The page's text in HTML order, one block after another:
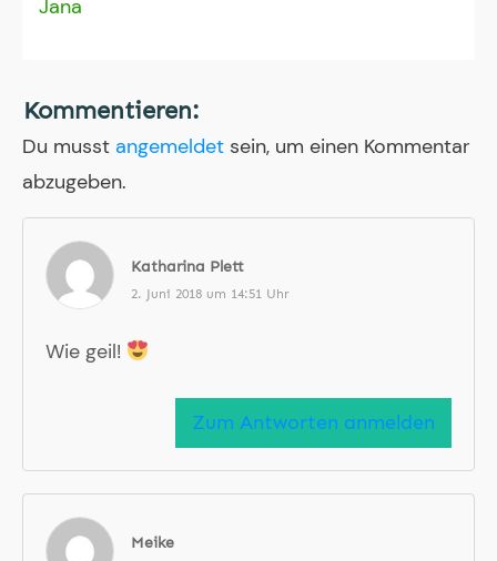
Jana
Kommentieren:
Du musst angemeldet sein, um einen Kommentar
abzugeben.
Katharina Plett
2. Juni 2018 um 14:51 Uhr
Wie geil!
Zum Antworten anmelden
Meike